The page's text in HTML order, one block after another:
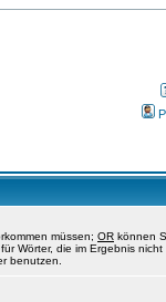
müssen; OR können
für Wörter, die im Ergebnis nicht
benutzen.